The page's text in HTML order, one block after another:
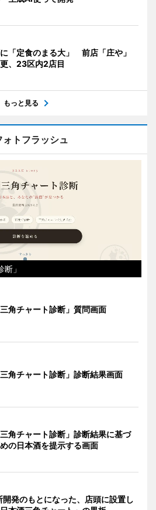
「定食のまる大」 前店「庄や」
、23区内2店目
もっと見る
ォトフラッシュ
」
三角チャート診断」質問画面
三角チャート診断」診断結果画面
三角チャート診断」診断結果に基づ
の日本酒を提示する画面
開発のもとになった、店頭に設置し